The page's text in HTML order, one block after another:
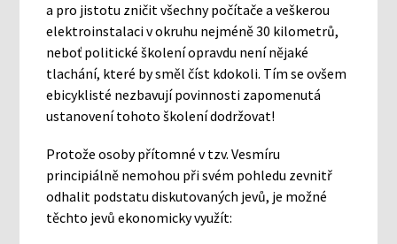
a pro jistotu zničit všechny počítače a veškerou
elektroinstalaci v okruhu nejméně 30 kilometrů,
neboť politické školení opravdu není nějaké
tlachání, které by směl číst kdokoli. Tím se ovšem
ebicyklisté nezbavují povinnosti zapomenutá
ustanovení tohoto školení dodržovat!
Protože osoby přítomné v tzv. Vesmíru
principiálně nemohou při svém pohledu zevnitř
odhalit podstatu diskutovaných jevů, je možné
těchto jevů ekonomicky využít: